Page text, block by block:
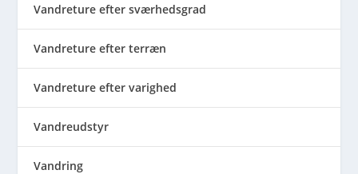
Vandreture efter sværhedsgrad
Vandreture efter terræn
Vandreture efter varighed
Vandreudstyr
Vandring